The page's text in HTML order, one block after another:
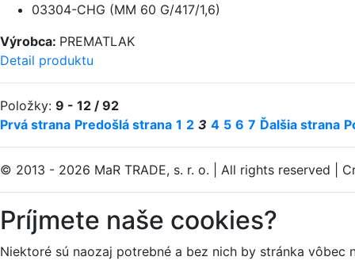
03304-CHG (MM 60 G/417/1,6)
Výrobca: PREMATLAK
Detail produktu
Položky: 9 - 12 / 92
Prvá strana Predošlá strana 1 2 3 4 5 6 7 Ďalšia strana
© 2013 - 2026 MaR TRADE, s. r. o. All rights reserved
Príjmete naše cookies?
Niektoré sú naozaj potrebné a bez nich by stránka vôbec